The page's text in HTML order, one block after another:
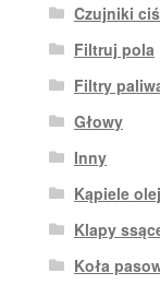
Czujniki
Filtruj pola
Filtry
Głowy
Inny
Kąpiele
Klapy
Koła